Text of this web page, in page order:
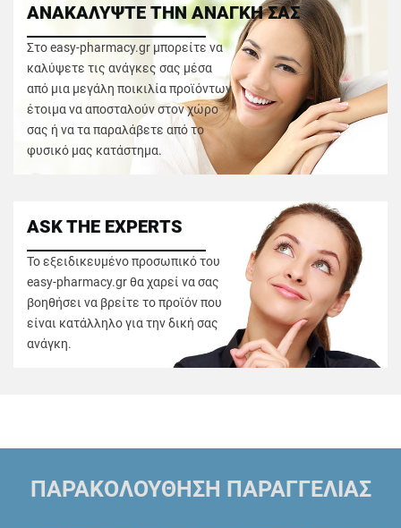
ΑΝΑΚΑΛΥΨΤΕ ΤΗΝ ΑΝΑΓΚΗ ΣΑΣ
Στο easy-pharmacy.gr μπορείτε να
καλύψετε τις ανάγκες σας μέσα
από μια μεγάλη ποικιλία προϊόντων
έτοιμα να αποσταλούν στον χώρο
σας ή να τα παραλάβετε από το
φυσικό μας κατάστημα.
ASK THE EXPERTS
Το εξειδικευμένο προσωπικό του
easy-pharmacy.gr θα χαρεί να σας
βοηθήσει να βρείτε το προϊόν που
είναι κατάλληλο για την δική σας
ανάγκη.
ΠΑΡΑΚΟΛΟΥΘΗΣΗ ΠΑΡΑΓΓΕΛΙΑΣ